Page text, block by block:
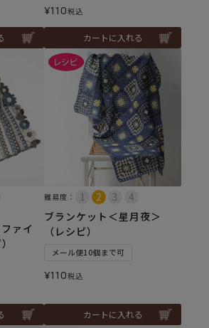
¥110税込
カートに入れる
ァイ
難易度：
ブランケット＜星月夜＞
（レシピ）
メール便10個まで可
¥110税込
カートに入れる